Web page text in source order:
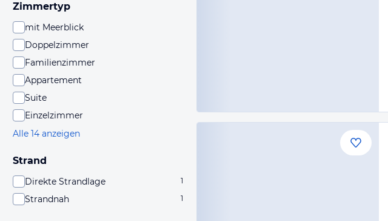
Zimmertyp
mit Meerblick
Doppelzimmer
Familienzimmer
Appartement
Suite
Einzelzimmer
Alle 14 anzeigen
Strand
Direkte Strandlage 1
Strandnah 1